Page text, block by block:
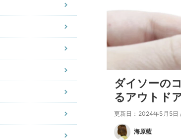
ダイソーの
るアウトド
更新日：2024年5月5日
海原藍